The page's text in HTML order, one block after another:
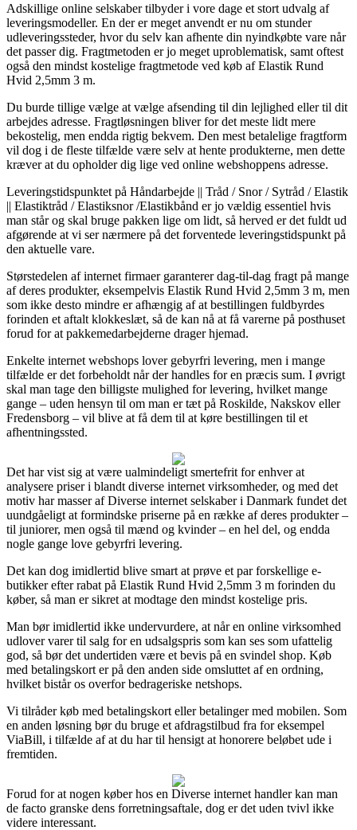
Adskillige online selskaber tilbyder i vore dage et stort udvalg af
leveringsmodeller. En der er meget anvendt er nu om stunder
udleveringssteder, hvor du selv kan afhente din nyindkøbte vare når
det passer dig. Fragtmetoden er jo meget uproblematisk, samt oftest
også den mindst kostelige fragtmetode ved køb af Elastik Rund
Hvid 2,5mm 3 m.
Du burde tillige vælge at vælge afsending til din lejlighed eller til dit
arbejdes adresse. Fragtløsningen bliver for det meste lidt mere
bekostelig, men endda rigtig bekvem. Den mest betalelige fragtform
vil dog i de fleste tilfælde være selv at hente produkterne, men dette
kræver at du opholder dig lige ved online webshoppens adresse.
Leveringstidspunktet på Håndarbejde || Tråd / Snor / Sytråd / Elastik
|| Elastiktråd / Elastiksnor /Elastikbånd er jo vældig essentiel hvis
man står og skal bruge pakken lige om lidt, så herved er det fuldt ud
afgørende at vi ser nærmere på det forventede leveringstidspunkt på
den aktuelle vare.
Størstedelen af internet firmaer garanterer dag-til-dag fragt på mange
af deres produkter, eksempelvis Elastik Rund Hvid 2,5mm 3 m, men
som ikke desto mindre er afhængig af at bestillingen fuldbyrdes
forinden et aftalt klokkeslæt, så de kan nå at få varerne på posthuset
forud for at pakkemedarbejderne drager hjemad.
Enkelte internet webshops lover gebyrfri levering, men i mange
tilfælde er det forbeholdt når der handles for en præcis sum. I øvrigt
skal man tage den billigste mulighed for levering, hvilket mange
gange – uden hensyn til om man er tæt på Roskilde, Nakskov eller
Fredensborg – vil blive at få dem til at køre bestillingen til et
afhentningssted.
Det har vist sig at være ualmindeligt smertefrit for enhver at
analysere priser i blandt diverse internet virksomheder, og med det
motiv har masser af Diverse internet selskaber i Danmark fundet det
uundgåeligt at formindske priserne på en række af deres produkter –
til juniorer, men også til mænd og kvinder – en hel del, og endda
nogle gange love gebyrfri levering.
Det kan dog imidlertid blive smart at prøve et par forskellige e-
butikker efter rabat på Elastik Rund Hvid 2,5mm 3 m forinden du
køber, så man er sikret at modtage den mindst kostelige pris.
Man bør imidlertid ikke undervurdere, at når en online virksomhed
udlover varer til salg for en udsalgspris som kan ses som ufattelig
god, så bør det undertiden være et bevis på en svindel shop. Køb
med betalingskort er på den anden side omsluttet af en ordning,
hvilket bistår os overfor bedrageriske netshops.
Vi tilråder køb med betalingskort eller betalinger med mobilen. Som
en anden løsning bør du bruge et afdragstilbud fra for eksempel
ViaBill, i tilfælde af at du har til hensigt at honorere beløbet ude i
fremtiden.
Forud for at nogen køber hos en Diverse internet handler kan man
de facto granske dens forretningsaftale, dog er det uden tvivl ikke
videre interessant.